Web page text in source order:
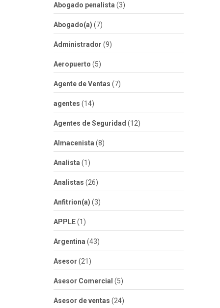
Abogado penalista (3)
Abogado(a) (7)
Administrador (9)
Aeropuerto (5)
Agente de Ventas (7)
agentes (14)
Agentes de Seguridad (12)
Almacenista (8)
Analista (1)
Analistas (26)
Anfitrion(a) (3)
APPLE(1)
Argentina (43)
Asesor (21)
Asesor Comercial (5)
Asesor de ventas (24)